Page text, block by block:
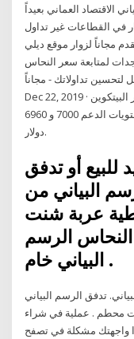
الاقتصاد العماني بعيداً
في القطاعات غير تداول
مجاناً لزوار موقع ديلي
لمتابعة سعر النحاس
لتحسين تداولاتك - مجاناً.
Dec 22, 2019 · بالنظر إلى الرسم البياني ، يتم تداول سعر البيتكوين
بشكل واضح في منطقة إيجابية أعلى من مستويات الدعم 7000 و 6960
دولار.
للبيع أو تدفق
البياني من
عربة شنت
الرسم
البياني خام .
تدفق الرسم البياني
شنت محطم . عملية في شراء
واجهتك مشكلة في تصفح